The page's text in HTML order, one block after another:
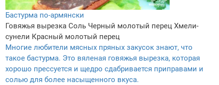
Бастурма по-армянски
Говяжья вырезка Соль Черный молотый перец Хмели-
сунели Красный молотый перец
Многие любители мясных пряных закусок знают, что
такое бастурма. Это вяленая говяжья вырезка, которая
хорошо прессуется и щедро сдабривается приправами и
солью для более насыщенного вкуса.